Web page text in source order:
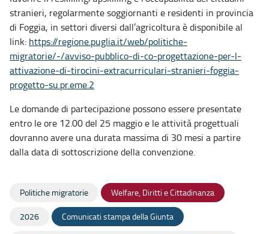
stranieri, regolarmente soggiornanti e residenti in provincia
di Foggia, in settori diversi dall’agricoltura è disponibile al
link: https://regione.puglia.it/web/politiche-
migratorie/-/avviso-pubblico-di-co-progettazione-per-l-
attivazione-di-tirocini-extracurriculari-stranieri-foggia-
progetto-su.pr.eme.2
Le domande di partecipazione possono essere presentate
entro le ore 12.00 del 25 maggio e le attività progettuali
dovranno avere una durata massima di 30 mesi a partire
dalla data di sottoscrizione della convenzione.
Politiche migratorie Welfare, Diritti e Cittadinanza
2026 Comunicati stampa della Giunta